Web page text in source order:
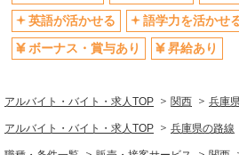
販売・接客サー
家電・携帯販売
同じ特徴から求人を探す
ミド
英語が活かせる
語学力を活かせ
ボーナス・賞与あり
昇給あり
アルバイト・バイト・求人TOP 関西 兵庫
アルバイト・バイト・求人TOP 兵庫県の路線